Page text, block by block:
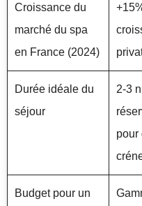
Croissance du
marché du spa
en France (2024)
Durée idéale du
séjour
2-3
pour
Budget pour un